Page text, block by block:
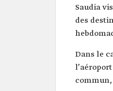
Saudia
des
Dans le
commun,